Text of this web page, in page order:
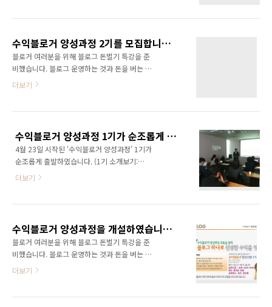
을 것이라 생각합니다. 무엇보다 강의를 통해 돈
여러분과 진정으로 수익이 될 수 있는 일을 찾아
보고자 함입..
모두 여러분의 마음이다. 그걸 너무 남을 의식하
게 되면 글을 쓰지 못한다. 인터넷에 글을 써서
오픈하는게 부끄러운가? 나를 아는 사람이 와서
내 글을 볼까봐 신경쓰이는가? 처음에는 다 그렇
오히려 이러한 관심을 즐기게 될 것이다. 용기를
분만의 글쓰기 노하우가 생기게 될 것이다. 처음
부터 돈 벌..
수익블로거 양성과정 2기를 모집합니다!!!
블로거 여러분을 위해 블로그 돈벌기 특강을 준
비했습니다. 블로그 운영하는 것과 돈을 버는 것
은 참 다른 것 같습니다. 파워블로거이면서도 돈
요! ㅎㅎ) 이제 블로거들도 조금만 알면 큰 돈을
벌 수 있습니다. 이름하여 '수익블로거 양성과
정'입니다. 5월 11일, '수익블로거 양성과정' 2기
를 모집합니다. 강사진이 정말 빵빵합니다. 빈말
스로만 월 70만원 이상의 수익을 내고 있는 투데
냥이의 웹2.0 이야기!'와 블로그와이드..
더보기
수익블로거 양성과정 1기가 순조롭게 출발하였습니다.
4월 23일 시작된 '수익블로거 양성과정' 1기가
순조롭게 출발하였습니다. (1기 소개보기:
http://www.ggamnyang.com/1048) 1기이
작됨과 동시에 2기도 모집을 시작했습니다. 관심
있으신 분들은 적극적으로 동참해주시기 바랍니
다. 감사합니다. 수익블로거 양성과정 2기 신청
하기: http://ggamnyang.com/1056 강의가
을 보낸 것 같습니다. 다시 한번 '수익블로거 양
더보기
수익블로거 양성과정을 개설하였습니다. 블로거 여러분과 함께 만들어가고자 합니다!!!
블로거 여러분을 위해 블로그 돈벌기 특강을 준
비했습니다. 블로그 운영하는 것과 돈을 버는 것
은 참 다른 것 같습니다. 파워블로거이면서도 돈
더보기